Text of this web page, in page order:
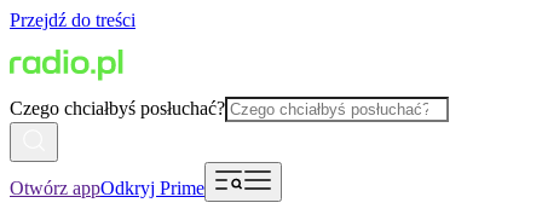
Przejdź do treści
Czego chciałbyś posłuchać?
Otwórz appOdkryj Prime